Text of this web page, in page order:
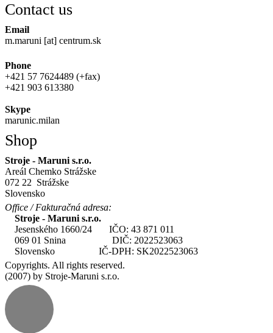
Contact us
Email
m.maruni [at] centrum.sk
Phone
+421 57 7624489 (+fax)
+421 903 613380
Skype
marunic.milan
Shop
Stroje - Maruni s.r.o.
Areál Chemko Strážske
072 22 Strážske
Slovensko
Office / Fakturačná adresa:
Stroje - Maruni s.r.o.
Jesenského 1660/24 IČO: 43 871 011
069 01 Snina DIČ: 2022523063
Slovensko IČ-DPH: SK2022523063
Copyrights. All rights reserved.
(2007) by Stroje-Maruni s.r.o.